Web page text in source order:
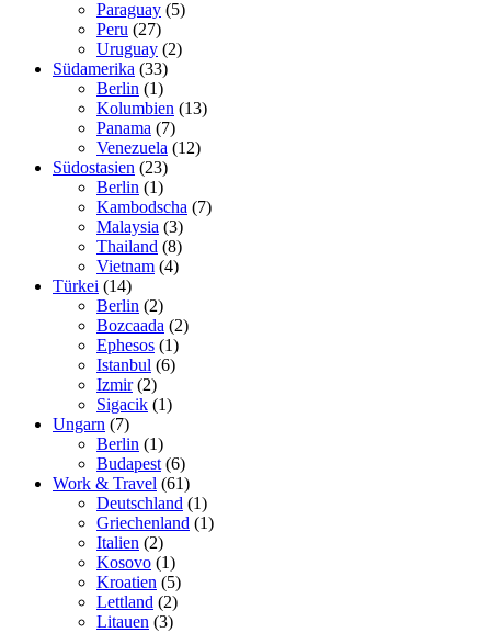
Paraguay (5)
Peru (27)
Uruguay (2)
Südamerika (33)
Berlin (1)
Kolumbien (13)
Panama (7)
Venezuela (12)
Südostasien (23)
Berlin (1)
Kambodscha (7)
Malaysia (3)
Thailand (8)
Vietnam (4)
Türkei (14)
Berlin (2)
Bozcaada (2)
Ephesos (1)
Istanbul (6)
Izmir(2)
Sigacik (1)
Ungarn (7)
Berlin (1)
Budapest (6)
Work & Travel (61)
Deutschland (1)
Griechenland (1)
Italien (2)
Kosovo (1)
Kroatien (5)
Lettland (2)
Litauen (3)